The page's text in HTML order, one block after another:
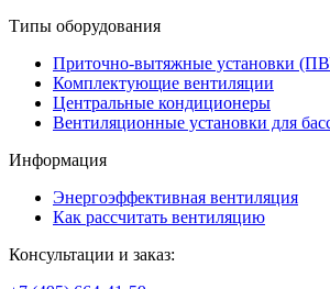
Типы оборудования
Приточно-вытяжные установки
Комплектующие вентиляции
Центральные кондиционеры
Вентиляционные установки для
Информация
Энергоэффективная вентиляция
Как рассчитать вентиляцию
Консультации и заказ: